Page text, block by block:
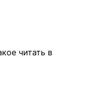
читать в